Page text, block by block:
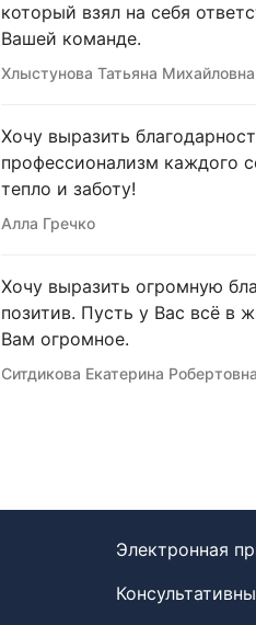
который взял на себя
Вашей команде.
Хлыстунова Татьяна
Хочу выразить
профессионализм каждого
тепло и заботу!
Алла Гречко
Хочу выразить огромную
позитив. Пусть у Вас всё в
Вам огромное.
Ситдикова Екатерина
Электронная